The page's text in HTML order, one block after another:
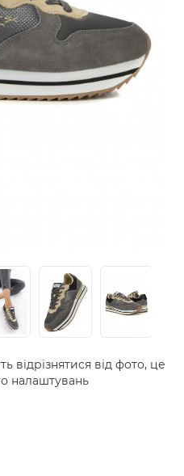
відрізнятися від фото, це
налаштувань